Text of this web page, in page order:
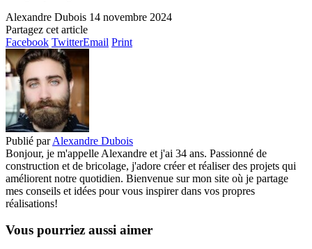
Alexandre Dubois 14 novembre 2024
Partagez cet article
Facebook TwitterEmail Print
Publié par Alexandre Dubois
Bonjour, je m'appelle Alexandre et j'ai 34 ans. Passionné de
construction et de bricolage, j'adore créer et réaliser des projets qui
améliorent notre quotidien. Bienvenue sur mon site où je partage
mes conseils et idées pour vous inspirer dans vos propres
réalisations!
Vous pourriez aussi aimer